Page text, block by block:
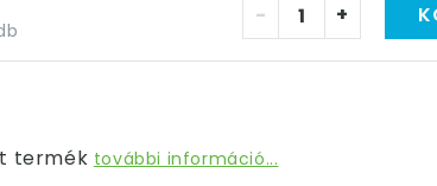
- +
termék további információ...